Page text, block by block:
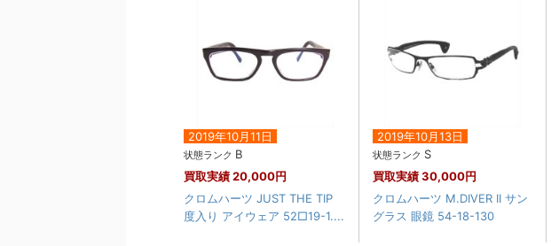
2019年10月11日
状態ランク B
買取実績20,000円
クロムハーツ JUST THE TIP
度入り アイウェア 52□19-1....
2019年10月13日
状態ランク S
買取実績30,000円
クロムハーツ M.DIVER II サン
グラス 眼鏡 54-18-130